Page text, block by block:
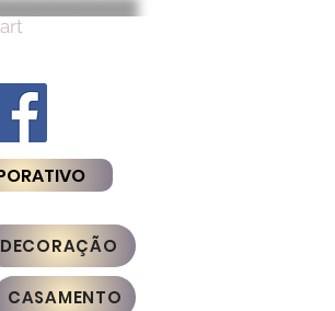
DECORAÇÃO
CASAMENTO